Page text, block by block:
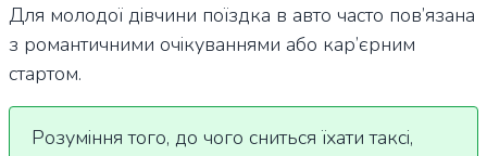
Для молодої дівчини поїздка в авто часто пов’язана
з романтичними очікуваннями або кар’єрним
стартом.
Розуміння того, до чого сниться їхати таксі,